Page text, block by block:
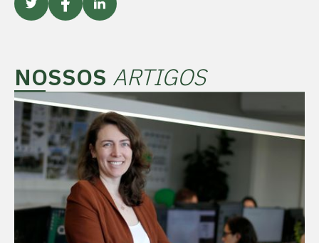
NOSSOS ARTIGOS